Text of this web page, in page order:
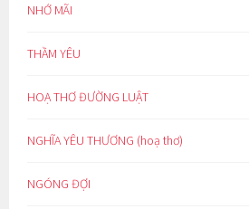
NHỚ MÃI
THẦM YÊU
HOẠ THƠ ĐƯỜNG LUẬT
NGHĨA YÊU THƯƠNG (hoạ thơ)
NGÓNG ĐỢI